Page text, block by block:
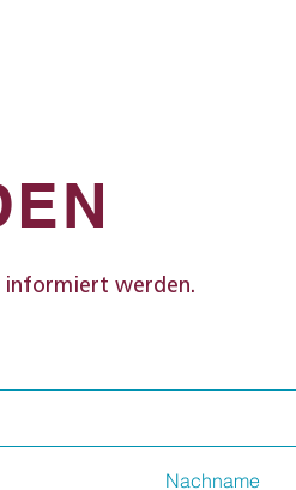
informiert werden.
Nachname